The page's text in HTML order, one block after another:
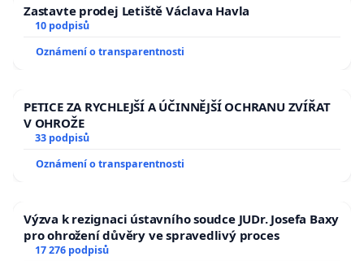
Zastavte prodej Letiště Václava Havla
10 podpisů
Oznámení o transparentnosti
PETICE ZA RYCHLEJŠÍ A ÚČINNĚJŠÍ OCHRANU ZVÍŘAT
V OHROŽE
33 podpisů
Oznámení o transparentnosti
Výzva k rezignaci ústavního soudce JUDr. Josefa Baxy
pro ohrožení důvěry ve spravedlivý proces
17 276 podpisů